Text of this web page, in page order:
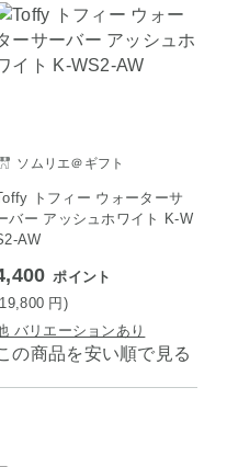
ソムリエ＠ギフト
トフィー ウォーターサ
バー アッシュホワイト K-W
AW
ポイント
円)
バリエーションあり
の商品を安い順で見る